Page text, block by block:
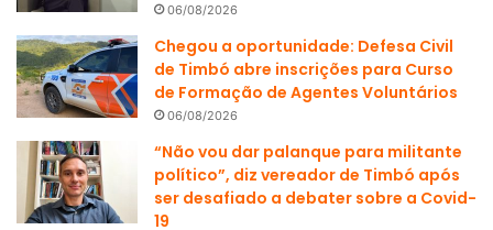
06/08/2026
Chegou a oportunidade: Defesa Civil
de Timbó abre inscrições para Curso
de Formação de Agentes Voluntários
06/08/2026
“Não vou dar palanque para militante
político”, diz vereador de Timbó após
ser desafiado a debater sobre a Covid-
19